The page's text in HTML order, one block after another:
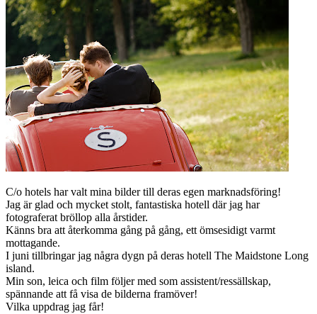
C/o hotels har valt mina bilder till deras egen marknadsföring!
Jag är glad och mycket stolt, fantastiska hotell där jag har
fotograferat bröllop alla årstider.
Känns bra att återkomma gång på gång, ett ömsesidigt varmt
mottagande.
I juni tillbringar jag några dygn på deras hotell The Maidstone Long
island.
Min son, leica och film följer med som assistent/ressällskap,
spännande att få visa de bilderna framöver!
Vilka uppdrag jag får!